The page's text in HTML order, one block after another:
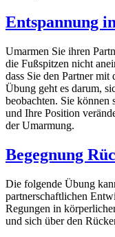
Entspannung
Umarmen Sie ihren
die Fußspitzen nicht
dass Sie den Partner
Übung geht es darum,
beobachten. Sie können
und Ihre Position
der Umarmung.
Begegnung
Die folgende Übung
partnerschaftlichen
Regungen in
und sich über den